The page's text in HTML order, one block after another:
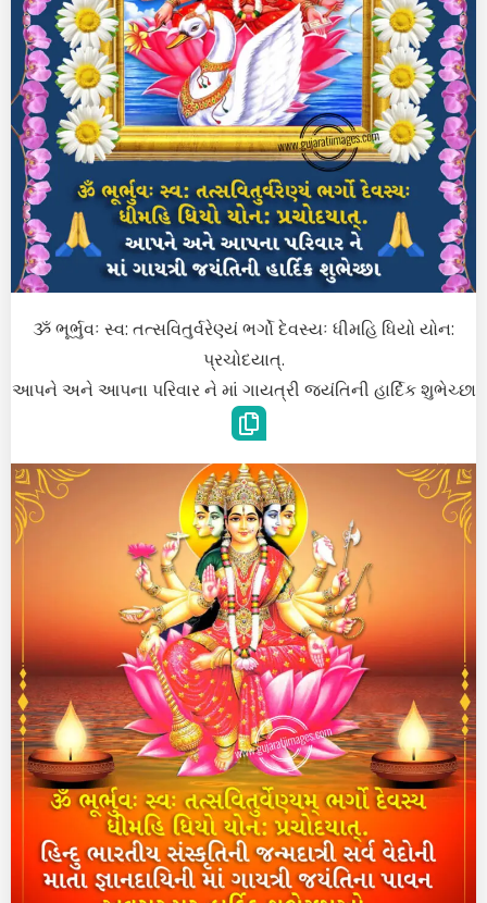
ૐ ભૂર્ભુવઃ સ્વ: તત્સવિતુર્વરેણ્યં ભર્ગો દેવસ્યઃ ધીમહિ ધિયો યોન:
પ્રચોદયાત્.
આપને અને આપના પરિવાર ને માં ગાયત્રી જયંતિની હાર્દિક શુભેચ્છા